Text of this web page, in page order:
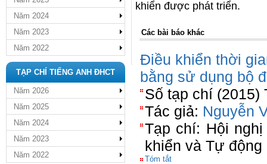
Năm 2024
Năm 2023
Năm 2022
TẠP CHÍ TIẾNG ANH ĐHCT
Năm 2026
Năm 2025
Năm 2024
Năm 2023
Năm 2022
khiển được phát triển.
Các bài báo khác
Điều khiển thời
bằng sử dụng bộ
Số tạp chí (2015)
Tác giả: Nguyễn
Tạp chí: Hội
khiển và Tự động
Tóm tắt